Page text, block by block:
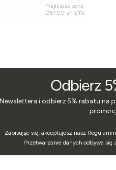
Najniższa cena:
267,00 zł -21%
Odbierz
i odbierz 5% rabatu na
Zapisując się, akceptujesz nasz
Przetwarzanie danych odbywa się